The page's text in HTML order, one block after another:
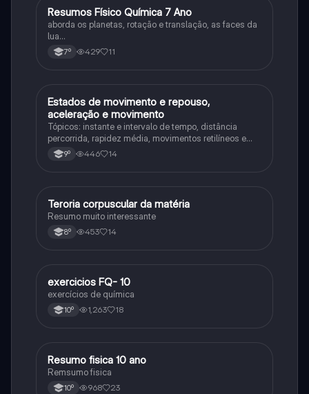
Física
Resumos Físico Química 7 Ano
aborda os planetas, rotação e translação, as faces da
lua…
7º 429 11
Física
Estados de movimento e repouso,
aceleração e movimento
Tópicos: instante e intervalo de tempo, distância
percorrida, rapidez média, movimentos retilíneos e
gráficos, velocidade, travagem de veículos
9º 446 14
Fisica e Quimica
Teroria corpuscular da matéria
Resumo muito interessante
8º 453 14
Fisica e Quimica
exercicios FQ- 10
exercícios de química
10º 1,263 18
Física
Resumo fisica 10 ano
Remsumo fisica
10º 968 23